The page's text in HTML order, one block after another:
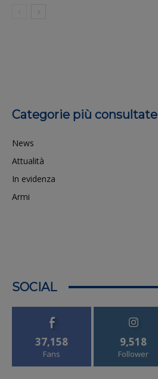
Categorie più consultate
News
Attualità
In evidenza
Armi
SOCIAL
37,158
Fans
9,518
Follower